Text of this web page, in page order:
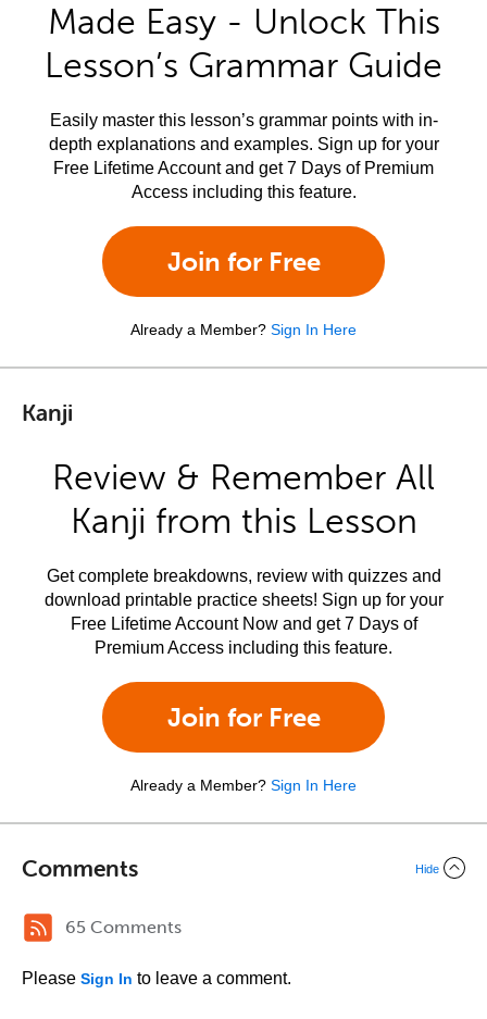
Made Easy - Unlock This
Lesson’s Grammar Guide
Easily master this lesson’s grammar points with in-
depth explanations and examples. Sign up for your
Free Lifetime Account and get 7 Days of Premium
Access including this feature.
Join for Free
Already a Member? Sign In Here
Kanji
Review & Remember All
Kanji from this Lesson
Get complete breakdowns, review with quizzes and
download printable practice sheets! Sign up for your
Free Lifetime Account Now and get 7 Days of
Premium Access including this feature.
Join for Free
Already a Member? Sign In Here
Comments Hide
65 Comments
Please Sign In to leave a comment.